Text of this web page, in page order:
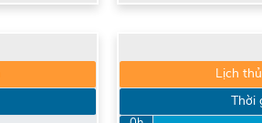
Lịch
Thời